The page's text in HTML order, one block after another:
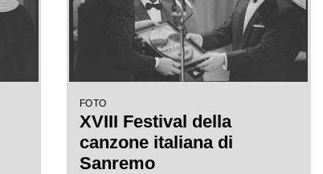
FOTO
XVIII Festival della
canzone italiana di
Sanremo